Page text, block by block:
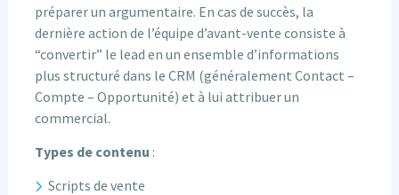
préparer un argumentaire. En cas de succès, la
dernière action de l’équipe d’avant-vente consiste à
“convertir” le lead en un ensemble d’informations
plus structuré dans le CRM (généralement Contact –
Compte – Opportunité) et à lui attribuer un
commercial.
Types de contenu :
Scripts de vente